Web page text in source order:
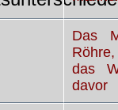
Das
Röhre,
das
davor